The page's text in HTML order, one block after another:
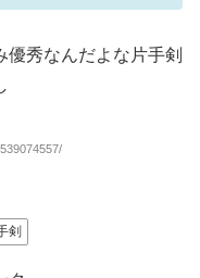
秀なんだよな片手剣
剣